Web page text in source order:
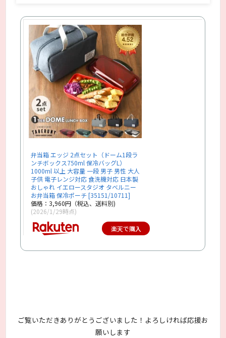
弁当箱 エッジ 2点セット（ドーム1段ラ
ンチボックス750ml 保冷バッグL）
1000ml 以上 大容量 一段 男子 男性 大人
子供 電子レンジ対応 食洗機対応 日本製
おしゃれ イエロースタジオ タベルニー
お弁当箱 保冷ポーチ [35151/10711]
価格：3,960円（税込、送料別)
(2026/1/29時点)
楽天で購入
ご覧いただきありがとうございました！よろしければ応援お
願いします